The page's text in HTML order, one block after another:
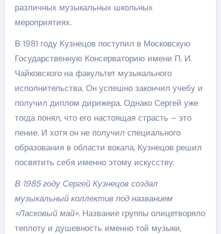
различных музыкальных школьных
мероприятиях.
В 1981 году Кузнецов поступил в Московскую
Государственную Консерваторию имени П. И.
Чайковского на факультет музыкального
исполнительства. Он успешно закончил учебу и
получил диплом дирижера. Однако Сергей уже
тогда понял, что его настоящая страсть – это
пение. И хотя он не получил специального
образования в области вокала, Кузнецов решил
посвятить себя именно этому искусству.
В 1985 году Сергей Кузнецов создал
музыкальный коллектив под названием
«Ласковый май».Название группы олицетворяло
теплоту и душевность именно той музыки,